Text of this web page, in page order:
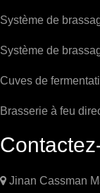
Système de
Système de
Cuves de
Brasserie à feu
 Jinan Cassman